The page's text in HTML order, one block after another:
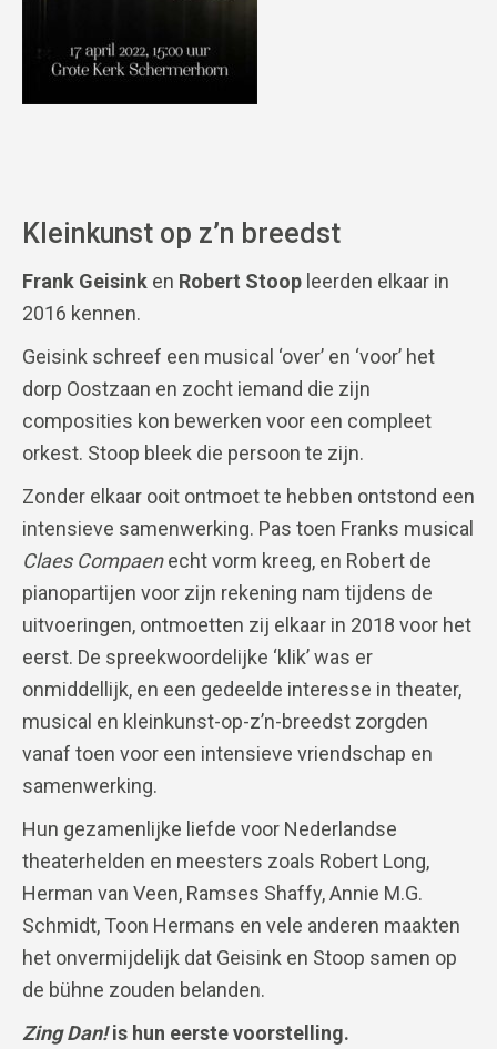
Kleinkunst op z’n breedst
Frank Geisink en Robert Stoop leerden elkaar in
2016 kennen.
Geisink schreef een musical ‘over’ en ‘voor’ het
dorp Oostzaan en zocht iemand die zijn
composities kon bewerken voor een compleet
orkest. Stoop bleek die persoon te zijn.
Zonder elkaar ooit ontmoet te hebben ontstond een
intensieve samenwerking. Pas toen Franks musical
Claes Compaenecht vorm kreeg, en Robert de
pianopartijen voor zijn rekening nam tijdens de
uitvoeringen, ontmoetten zij elkaar in 2018 voor het
eerst. De spreekwoordelijke ‘klik’ was er
onmiddellijk, en een gedeelde interesse in theater,
musical en kleinkunst-op-z’n-breedst zorgden
vanaf toen voor een intensieve vriendschap en
samenwerking.
Hun gezamenlijke liefde voor Nederlandse
theaterhelden en meesters zoals Robert Long,
Herman van Veen, Ramses Shaffy, Annie M.G.
Schmidt, Toon Hermans en vele anderen maakten
het onvermijdelijk dat Geisink en Stoop samen op
de bühne zouden belanden.
Zing Dan!is hun eerste voorstelling.